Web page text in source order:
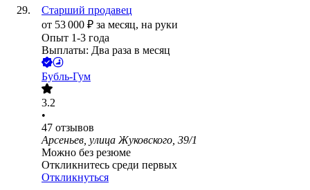
Старший продавец
от 53 000 ₽ за месяц, на руки
Опыт 1-3 года
Выплаты: Два раза в месяц
Бубль-Гум
3.2
•
47 отзывов
Арсеньев, улица Жуковского, 39/1
Можно без резюме
Откликнитесь среди первых
Откликнуться